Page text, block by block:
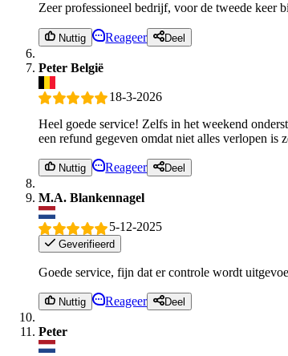
Zeer professioneel bedrijf, voor de tweede keer
Nuttig Reageer Deel
Peter België
18-3-2026
Heel goede service! Zelfs in het weekend
een refund gegeven omdat niet alles verlopen is
Nuttig Reageer Deel
M.A. Blankennagel
5-12-2025
Geverifieerd
Goede service, fijn dat er controle wordt
Nuttig Reageer Deel
Peter